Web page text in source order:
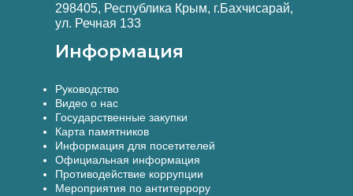
298405, Республика Крым, г.Бахчисарай,
ул. Речная 133
Информация
Руководство
Видео о нас
Государственные закупки
Карта памятников
Информация для посетителей
Официальная информация
Противодействие коррупции
Мероприятия по антитеррору